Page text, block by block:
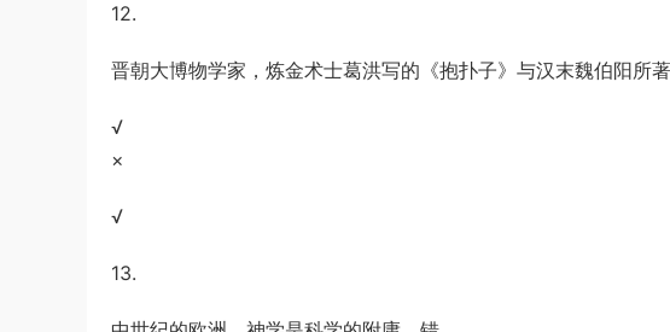
12.
晋朝大博物学家，炼金术士葛洪写的《抱扑子》与汉末魏伯阳所
√
×
√
13.